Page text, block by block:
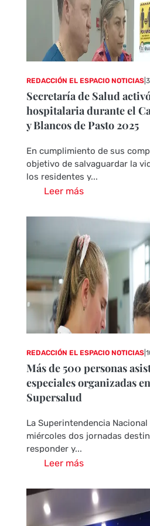
REDACCIÓN EL ESPACIO NOTICIAS|
Secretaría de Salud
hospitalaria durante el
y Blancos de Pasto 2025
En cumplimiento de sus
objetivo de salvaguardar la
los residentes y...
Leer más
REDACCIÓN EL ESPACIO NOTICIAS|
Más de 500 personas
especiales organizadas
Supersalud
La Superintendencia
miércoles dos jornadas
responder y...
Leer más